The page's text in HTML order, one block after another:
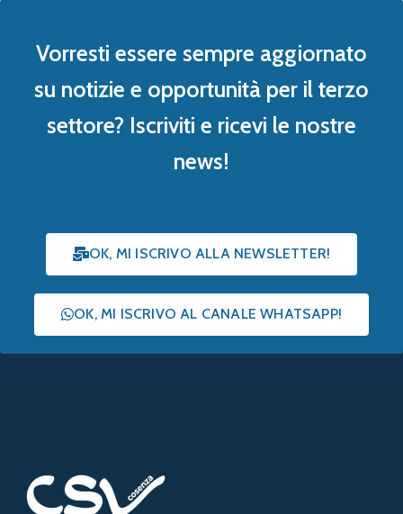
Vorresti essere sempre aggiornato
su notizie e opportunità per il terzo
settore? Iscriviti e ricevi le nostre
news!
OK, MI ISCRIVO ALLA NEWSLETTER!
OK, MI ISCRIVO AL CANALE WHATSAPP!